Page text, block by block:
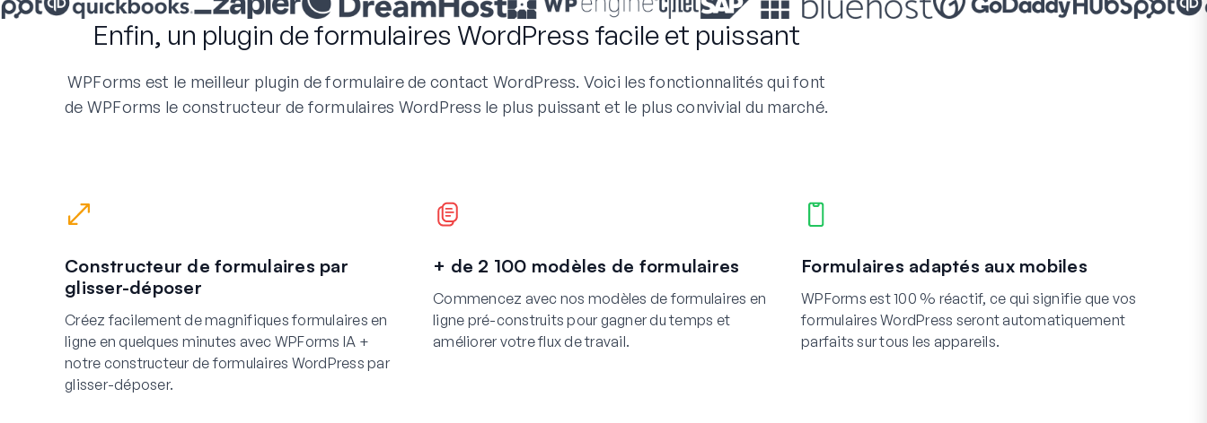
Enfin, un plugin de formulaires WordPress facile et puissant
WPForms est le meilleur plugin de formulaire de contact WordPress. Voici les fonctionnalités qui font
de WPForms le constructeur de formulaires WordPress le plus puissant et le plus convivial du marché.
Constructeur de formulaires par
glisser-déposer
Créez facilement de magnifiques formulaires en
ligne en quelques minutes avec WPForms IA +
notre constructeur de formulaires WordPress par
glisser-déposer.
+ de 2 100 modèles de formulaires
Commencez avec nos modèles de formulaires en
ligne pré-construits pour gagner du temps et
améliorer votre flux de travail.
Formulaires adaptés aux mobiles
WPForms est 100 % réactif, ce qui signifie que vos
formulaires WordPress seront automatiquement
parfaits sur tous les appareils.